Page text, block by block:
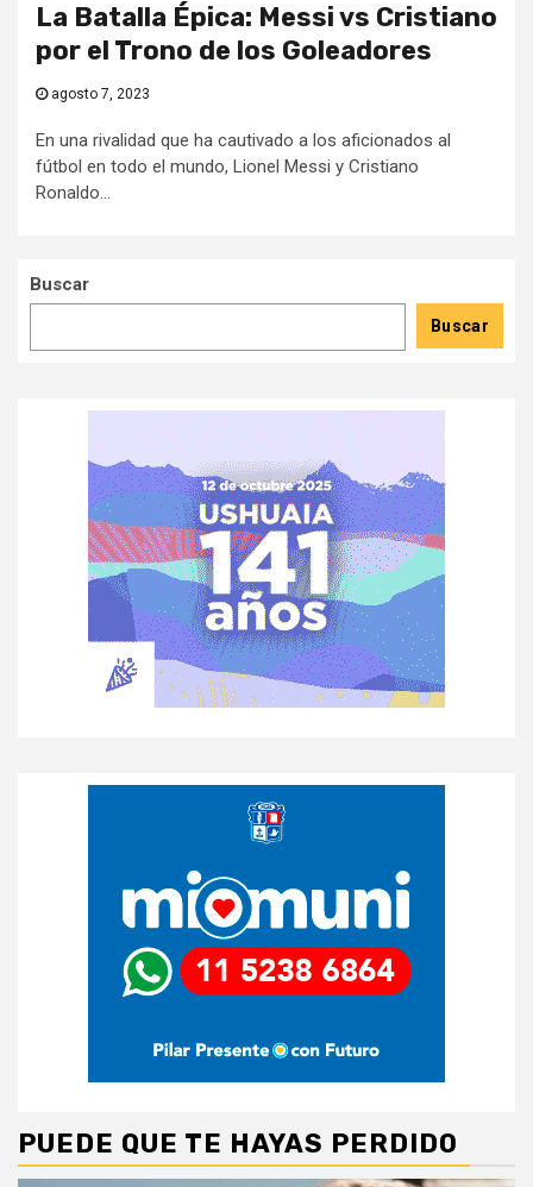
La Batalla Épica: Messi vs Cristiano
por el Trono de los Goleadores
agosto 7, 2023
En una rivalidad que ha cautivado a los aficionados al
fútbol en todo el mundo, Lionel Messi y Cristiano
Ronaldo...
Buscar
Buscar
PUEDE QUE TE HAYAS PERDIDO